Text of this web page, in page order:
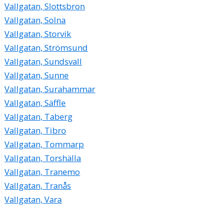
Vallgatan, Slottsbron
Vallgatan, Solna
Vallgatan, Storvik
Vallgatan, Strömsund
Vallgatan, Sundsvall
Vallgatan, Sunne
Vallgatan, Surahammar
Vallgatan, Säffle
Vallgatan, Taberg
Vallgatan, Tibro
Vallgatan, Tommarp
Vallgatan, Torshälla
Vallgatan, Tranemo
Vallgatan, Tranås
Vallgatan, Vara